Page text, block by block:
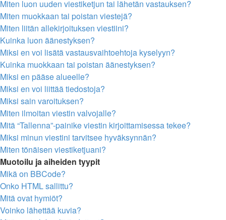
Miten luon uuden viestiketjun tai lähetän vastauksen?
Miten muokkaan tai poistan viestejä?
Miten liitän allekirjoituksen viestiini?
Kuinka luon äänestyksen?
Miksi en voi lisätä vastausvaihtoehtoja kyselyyn?
Kuinka muokkaan tai poistan äänestyksen?
Miksi en pääse alueelle?
Miksi en voi liittää tiedostoja?
Miksi sain varoituksen?
Miten ilmoitan viestin valvojalle?
Mitä “Tallenna”-painike viestin kirjoittamisessa tekee?
Miksi minun viestini tarvitsee hyväksynnän?
Miten tönäisen viestiketjuani?
Muotoilu ja aiheiden tyypit
Mikä on BBCode?
Onko HTML sallittu?
Mitä ovat hymiöt?
Voinko lähettää kuvia?